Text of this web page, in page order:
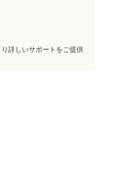
詳しいサポートをご提供